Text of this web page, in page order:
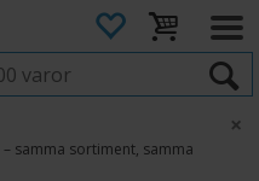
– samma sortiment, samma
×